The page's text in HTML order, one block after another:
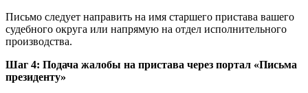
Письмо следует направить на имя старшего пристава вашего
судебного округа или напрямую на отдел исполнительного
производства.
Шаг 4: Подача жалобы на пристава через портал «Письма
президенту»